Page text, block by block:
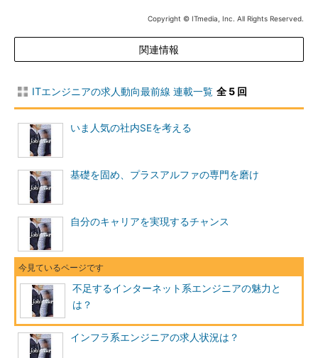
けのシステムを開発するケースがほとんどだろう。どうしても
BtoBのビジネスになると、そこでITエンジニアとして活躍してい
ても、構築した実際のシステムが広く一般の人たちに利用される
ではないSIer、3次請けや4次請けのSIerのプログラマやシステム
でに」「指定された開発をひたすら繰り返す」だけの仕事になっ
てしまうことも多いのではないだろうか。
その点インターネット系ITエンジニアの場合、一般のコンシュ
ーマ・利用者に非常に近いポジションで、「自分が作ったシステ
るところに、大きな魅力があるといえる。その意味では、インタ
ーネット系のITエンジニアは、一般的なITエンジニアのイメージ
とは少し異なるようだ。異色で魅力にあふれた「ニュータイプ」
のエンジニアなのかもしれない。
また、インターネット系のシステムは開発のスピードが速い。
通常のSIerでは1つのプロジェクトを2～3カ月間かけて回すが、
インターネット系の開発は1カ月程度で納品にまで結び付くこと
Copyright © ITmedia, Inc. All Rights Reserved.
関連情報
ITエンジニアの求人動向最前線 連載一覧 全 5 回
いま人気の社内SEを考える
基礎を固め、プラスアルファの専門を磨け
自分のキャリアを実現するチャンス
不足するインターネット系エンジニアの魅力と
は？
インフラ系エンジニアの求人状況は？